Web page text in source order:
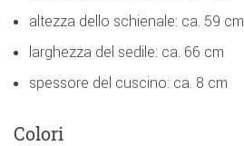
altezza dello schienale: ca. 59 cm
larghezza del sedile: ca. 66 cm
spessore del cuscino: ca. 8 cm
Colori